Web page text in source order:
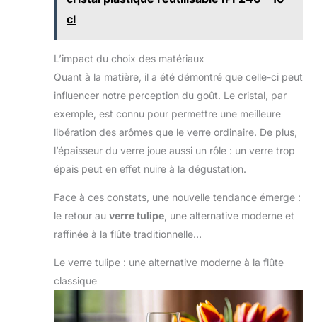
cl
L’impact du choix des matériaux
Quant à la matière, il a été démontré que celle-ci peut
influencer notre perception du goût. Le cristal, par
exemple, est connu pour permettre une meilleure
libération des arômes que le verre ordinaire. De plus,
l’épaisseur du verre joue aussi un rôle : un verre trop
épais peut en effet nuire à la dégustation.
Face à ces constats, une nouvelle tendance émerge :
le retour au verre tulipe , une alternative moderne et
raffinée à la flûte traditionnelle…
Le verre tulipe : une alternative moderne à la flûte
classique